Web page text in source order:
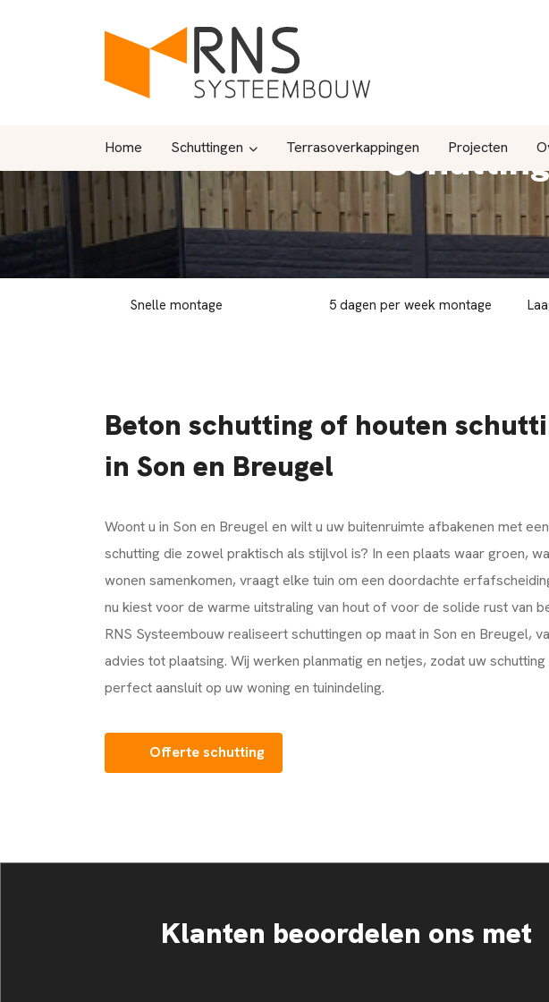
Home Schuttingen Terrasoverkappingen Projecten
Snelle montage 5 dagen per week montage
Beton schutting of houten
in Son en Breugel
Woont u in Son en Breugelen wilt u uw buitenruimte afbakenen met een
schutting die zowel praktisch als stijlvol is? In een plaats waar groen,
wonen samenkomen, vraagt elke tuin om een doordachte
nu kiest voor de warme uitstraling van hout of voor de solide rust van
RNS Systeembouwrealiseert schuttingen op maat in Son en Breugel,
advies tot plaatsing. Wij werken planmatig en netjes, zodat uw schutting
perfect aansluit op uw woning en tuinindeling.
Offerte schutting
Klanten beoordelen ons met